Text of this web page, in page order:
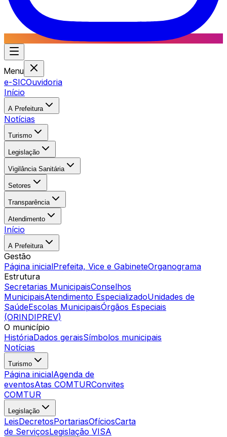
Menu
e-SICOuvidoria
Início
A Prefeitura
Notícias
Turismo
Legislação
Vigilância Sanitária
Setores
Transparência
Atendimento
Início
A Prefeitura
Gestão
Página inicialPrefeita, Vice e GabineteOrganograma
Estrutura
Secretarias MunicipaisConselhos
MunicipaisAtendimento EspecializadoUnidades de
SaúdeEscolas MunicipaisÓrgãos Especiais
(ORINDIPREV)
O município
HistóriaDados geraisSímbolos municipais
Notícias
Turismo
Página inicialAgenda de
eventosAtas COMTURConvites
COMTUR
Legislação
LeisDecretosPortariasOfíciosCarta
de ServiçosLegislação VISA